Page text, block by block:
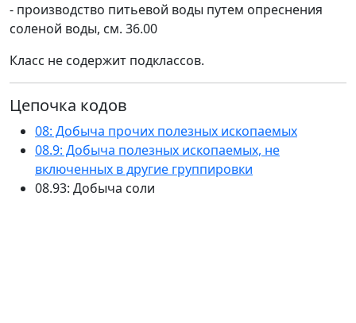
- производство питьевой воды путем опреснения
соленой воды, см. 36.00
Класс не содержит подклассов.
Цепочка кодов
08: Добыча прочих полезных ископаемых
08.9: Добыча полезных ископаемых, не
включенных в другие группировки
08.93: Добыча соли